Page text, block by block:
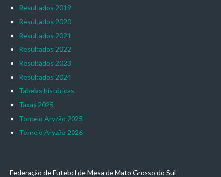
Resultados 2019
Resultados 2020
Resultados 2021
Resultados 2022
Resultados 2023
Resultados 2024
Tabelas históricas
Taxas 2025
Torneio Aryzão 2025
Torneio Aryzão 2026
Federação de Futebol de Mesa de Mato Grosso do Sul